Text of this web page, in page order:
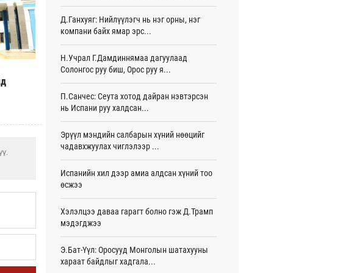
Уржигдар 16 цаг 01 мин
Шейх Хасина Бангладешт эргэн ирэхээ
зарлав
Уржигдар 15 цаг 58 мин
Уржигдар 15 цаг 54 мин
олон улсын хамтын ажиллагааны талаар
санал солилцов
Наймдугаар сард Сүхбаатар боомтоор
Худалдагч Н.Амарзаяа: 32 хуудастай
өрийн дэвтэр долоо хоногт л дүүрдэг
Уржигдар 15 цаг 31 мин
Д.Ганхуяг: Нийлүүлэгч нь нэг орны, нэг
компани байх ямар эрс...
Н.Учрал Г.Дамдиннямаа дагуулаад
Солонгос руу биш, Орос руу я...
П.Санчес: Сеута хотод дайран нэвтэрсэн
нь Испани руу халдсан...
Эрүүл мэндийн салбарын хүний нөөцийг
чадавхжуулах чиглэлээр ...
Испанийн хил дээр амиа алдсан хүний тоо
өсжээ
Хэлэлцээ даваа гарагт болно гэж Д.Трамп
мэдэгджээ
Э.Бат-Үүл: Оросууд Монголын шатахууны
хараат байдлыг хадгала...